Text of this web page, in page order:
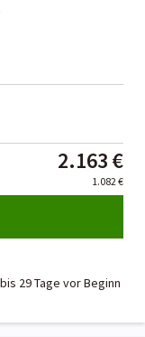
2.163 €
1.082 €
29 Tage vor Beginn